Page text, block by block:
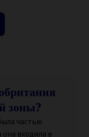
зоны?
частью
входила в